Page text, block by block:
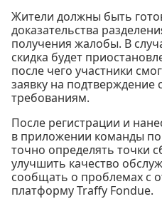
Жители должны быть
доказательства
получения жалобы. В
скидка будет
после чего участники
заявку на подтверждение
требованиям.
После регистрации и
в приложении команды
точно определять точки
улучшить качество
сообщать о проблемах с
платформу Traffy Fondue.